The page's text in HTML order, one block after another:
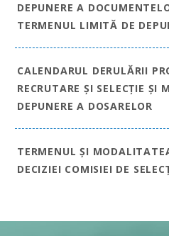
DEPUNERE A
TERMENUL LIMITĂ DE
CALENDARUL DERULĂRII
RECRUTARE ȘI SELECȚIE ȘI
DEPUNERE A DOSARELOR
TERMENUL ȘI
DECIZIEI COMISIEI DE